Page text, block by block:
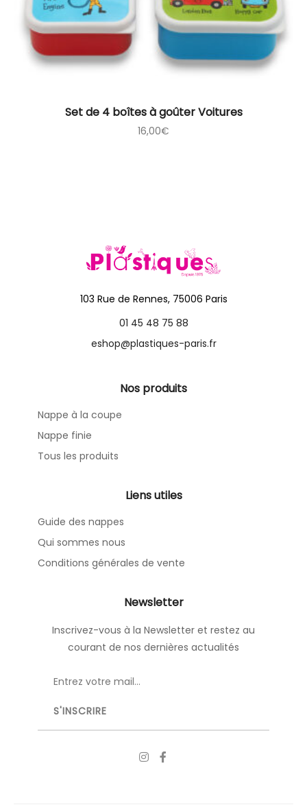
Set de 4 boîtes à goûter Voitures
16,00€
103 Rue de Rennes, 75006 Paris
01 45 48 75 88
eshop@plastiques-paris.fr
Nos produits
Nappe à la coupe
Nappe finie
Tous les produits
Liens utiles
Guide des nappes
Qui sommes nous
Conditions générales de vente
Newsletter
Inscrivez-vous à la Newsletter et restez au
courant de nos dernières actualités